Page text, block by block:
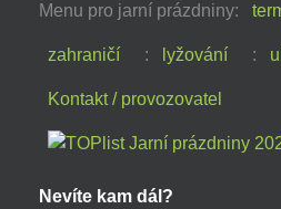
Menu pro jarní prázdniny:
zahraničí : lyžování :
Kontakt / provozovatel
Nevíte kam dál?